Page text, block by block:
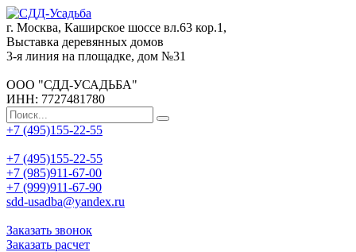
г. Москва, Каширское шоссе вл.63 кор.1,
Выставка деревянных домов
3-я линия на площадке, дом №31
ООО "СДД-УСАДЬБА"
ИНН: 7727481780
+7 (495)155-22-55
+7 (495)155-22-55
+7 (985)911-67-00
+7 (999)911-67-90
sdd-usadba@yandex.ru
Заказать звонок
Заказать расчет